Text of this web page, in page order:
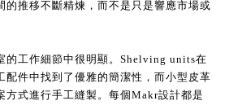
的推移不斷精煉，而不是只是響應市場或
的工作細節中很明顯。Shelving units在
配件中找到了優雅的簡潔性，而小型皮革
方式進行手工縫製。每個Makr設計都是